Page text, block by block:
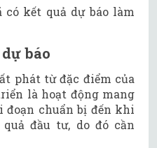
kết quả dự báo làm
báo
phát từ đặc điểm của
là hoạt động mang
chuẩn bị đến khi
đầu tư, do đó cần